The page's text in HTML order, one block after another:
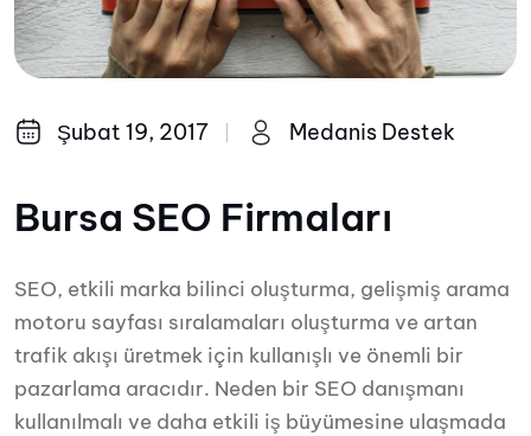
Şubat 19, 2017 Medanis Destek
Bursa SEO Firmaları
SEO, etkili marka bilinci oluşturma, gelişmiş arama
motoru sayfası sıralamaları oluşturma ve artan
trafik akışı üretmek için kullanışlı ve önemli bir
pazarlama aracıdır. Neden bir SEO danışmanı
kullanılmalı ve daha etkili iş büyümesine ulaşmada